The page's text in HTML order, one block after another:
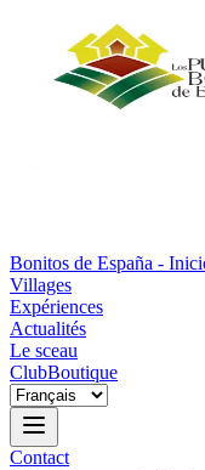
Bonitos de España -
Villages
Expériences
Actualités
Le sceau
ClubBoutique
Contact